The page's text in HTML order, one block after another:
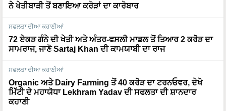
ਨੇ ਖੇਤੀਬਾੜੀ ਤੋਂ ਬਣਾਇਆ ਕਰੋੜਾਂ ਦਾ ਕਾਰੋਬਾਰ
ਸਫਲਤਾ ਦੀਆ ਕਹਾਣੀਆਂ
72 ਏਕੜ ਗੰਨੇ ਦੀ ਖੇਤੀ ਅਤੇ ਅੰਤਰ-ਫਸਲੀ ਮਾਡਲ ਤੋਂ ਤਿਆਰ 2 ਕਰੋੜ ਦਾ
ਸਾਮਰਾਜ, ਜਾਣੋ Sartaj Khan ਦੀ ਕਾਮਯਾਬੀ ਦਾ ਰਾਜ
ਸਫਲਤਾ ਦੀਆ ਕਹਾਣੀਆਂ
Organic ਅਤੇ Dairy Farming ਤੋਂ 40 ਕਰੋੜ ਦਾ ਟਰਨਓਵਰ, ਦੇਖੋ
ਮਿੱਟੀ ਦੇ ਮਹਾਯੋਧਾ Lekhram Yadav ਦੀ ਸਫਲਤਾ ਦੀ ਸ਼ਾਨਦਾਰ
ਕਹਾਣੀ